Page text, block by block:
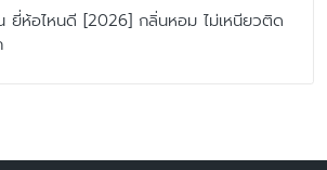
ยี่ห้อไหนดี [2026] กลิ่นหอม ไม่เหนียวติด